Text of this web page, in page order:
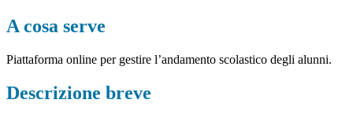
A cosa serve
Piattaforma online per gestire l’andamento scolastico degli alunni.
Descrizione breve